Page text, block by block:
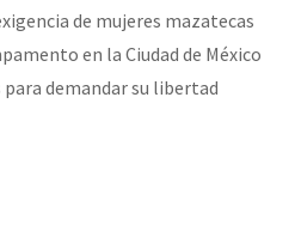
de mujeres mazatecas
en la Ciudad de México
para demandar su libertad